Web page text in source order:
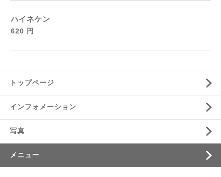
ハイネケン
620 円
トップページ
インフォメーション
写真
メニュー